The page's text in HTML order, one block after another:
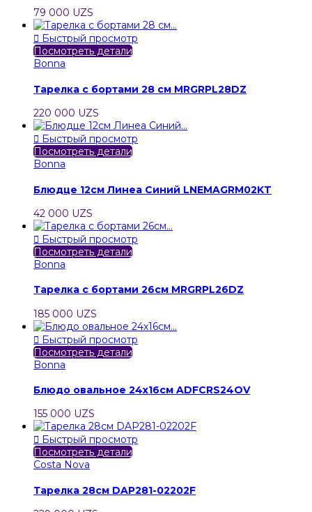
79 000 UZS
 Быстрый просмотр
Посмотреть детали
Bonna
Тарелка с бортами 28 см MRGRPL28DZ
220 000 UZS
 Быстрый просмотр
Посмотреть детали
Bonna
Блюдце 12см Линеа Синий LNEMAGRM02KT
42 000 UZS
 Быстрый просмотр
Посмотреть детали
Bonna
Тарелка с бортами 26см MRGRPL26DZ
185 000 UZS
 Быстрый просмотр
Посмотреть детали
Bonna
Блюдо овальное 24х16см ADFCRS24OV
155 000 UZS
 Быстрый просмотр
Посмотреть детали
Costa Nova
Тарелка 28см DAP281-02202F